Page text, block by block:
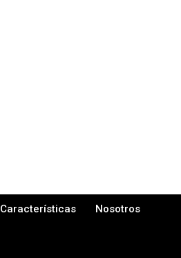
Características
Nosotros